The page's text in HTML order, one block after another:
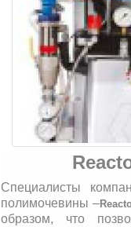
Cпециалисты
полимочевины –
образом, что